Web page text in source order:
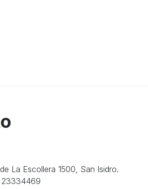
La Escollera 1500, San Isidro.
23334469